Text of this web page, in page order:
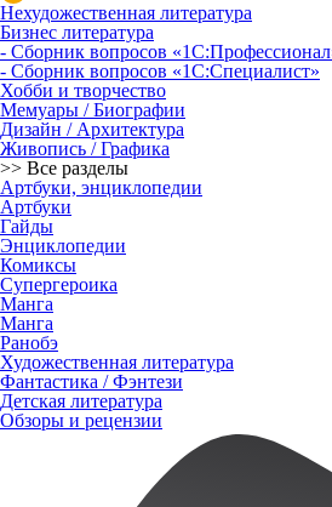
Нехудожественная литература
Бизнес литература
- Сборник вопросов
- Сборник вопросов «1С:Специалист»
Хобби и творчество
Мемуары / Биографии
Дизайн / Архитектура
Живопись / Графика
>> Все разделы
Артбуки, энциклопедии
Артбуки
Гайды
Энциклопедии
Комиксы
Супергероика
Манга
Манга
Ранобэ
Художественная литература
Фантастика / Фэнтези
Детская литература
Обзоры и рецензии